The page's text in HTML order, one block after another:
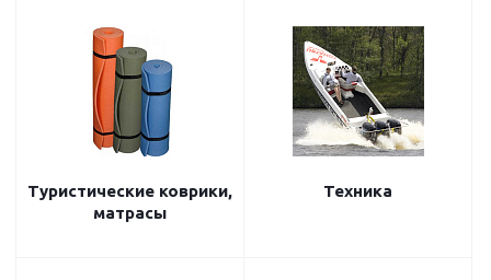
Туристические коврики,
матрасы
Техника